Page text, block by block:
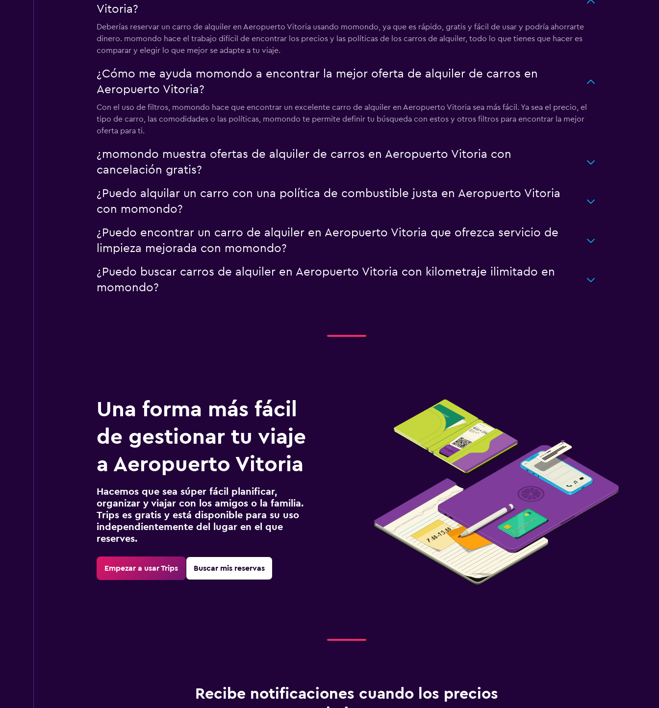
Vitoria?
Deberías reservar un carro de alquiler en Aeropuerto Vitoria usando momondo, ya que es rápido, gratis y fácil de usar y podría ahorrarte
dinero. momondo hace el trabajo difícil de encontrar los precios y las políticas de los carros de alquiler, todo lo que tienes que hacer es
comparar y elegir lo que mejor se adapte a tu viaje.
¿Cómo me ayuda momondo a encontrar la mejor oferta de alquiler de carros en
Aeropuerto Vitoria?
Con el uso de filtros, momondo hace que encontrar un excelente carro de alquiler en Aeropuerto Vitoria sea más fácil. Ya sea el precio, el
tipo de carro, las comodidades o las políticas, momondo te permite definir tu búsqueda con estos y otros filtros para encontrar la mejor
oferta para ti.
¿momondo muestra ofertas de alquiler de carros en Aeropuerto Vitoria con
cancelación gratis?
¿Puedo alquilar un carro con una política de combustible justa en Aeropuerto Vitoria
con momondo?
¿Puedo encontrar un carro de alquiler en Aeropuerto Vitoria que ofrezca servicio de
limpieza mejorada con momondo?
¿Puedo buscar carros de alquiler en Aeropuerto Vitoria con kilometraje ilimitado en
momondo?
Una forma más fácil
de gestionar tu viaje
a Aeropuerto Vitoria
Hacemos que sea súper fácil planificar,
organizar y viajar con los amigos o la familia.
Trips es gratis y está disponible para su uso
independientemente del lugar en el que
reserves.
Empezar a usar Trips Buscar mis reservas
Recibe notificaciones cuando los precios